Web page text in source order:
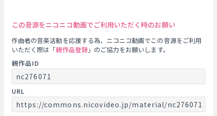
この音源をニコニコ動画でご利用いただく時のお願い
作曲者の音楽活動を応援する為、ニコニコ動画でこの音源をご利用
いただく際は「親作品登録」のご協力をお願いします。
親作品ID
nc276071
URL
https://commons.nicovideo.jp/material/nc276071